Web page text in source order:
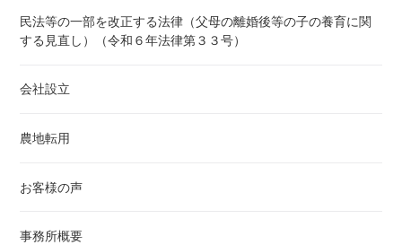
民法等の一部を改正する法律（父母の離婚後等の子の養育に関
する見直し）（令和６年法律第３３号）
会社設立
農地転用
お客様の声
事務所概要